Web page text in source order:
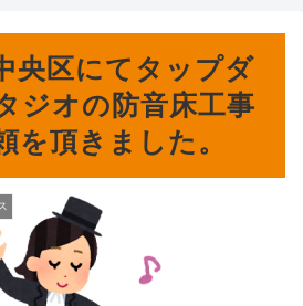
央区にてタップダ
ジオの防音床工事
を頂きました。